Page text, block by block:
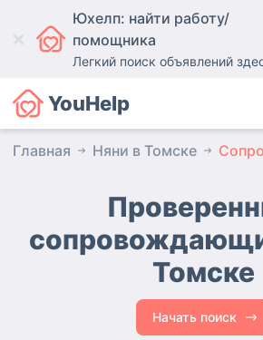
Юхелп: найти работу/
помощника
Легкий поиск объявлений
YouHelp
Главная Няни в Томске
Томске
Начать поиск